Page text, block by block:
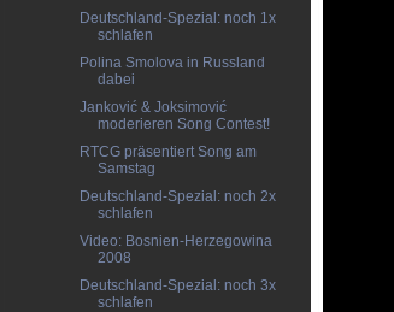
Deutschland-Spezial: noch 1x
schlafen
Polina Smolova in Russland
dabei
Janković & Joksimović
moderieren Song Contest!
RTCG präsentiert Song am
Samstag
Deutschland-Spezial: noch 2x
schlafen
Video: Bosnien-Herzegowina
2008
Deutschland-Spezial: noch 3x
schlafen